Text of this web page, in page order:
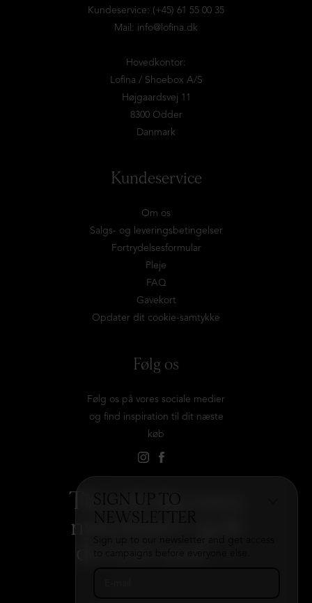
SIGN UP TO
Kundeservice: (+45) 61 55 00 35
Mail: info@lofina.dk
Hovedkontor:
Lofina / Shoebox A/S
Højgaardsvej 11
8300 Odder
Danmark
Kundeservice
Om os
Salgs- og leveringsbetingelser
Fortrydelsesformular
Pleje
FAQ
Gavekort
Opdater dit cookie-samtykke
Følg os
Følg os på vores sociale medier
og find inspiration til dit næste
køb
Tilmeld dig vores
nyhedsbrev og få